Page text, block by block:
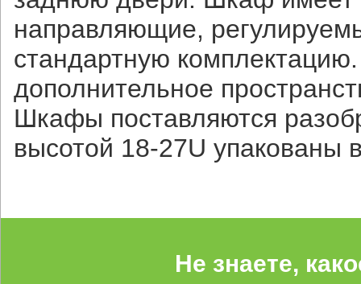
направляющие,
стандартную
дополнительное
Шкафы поставляются
высотой 18-27U упакованы
Не знаете,